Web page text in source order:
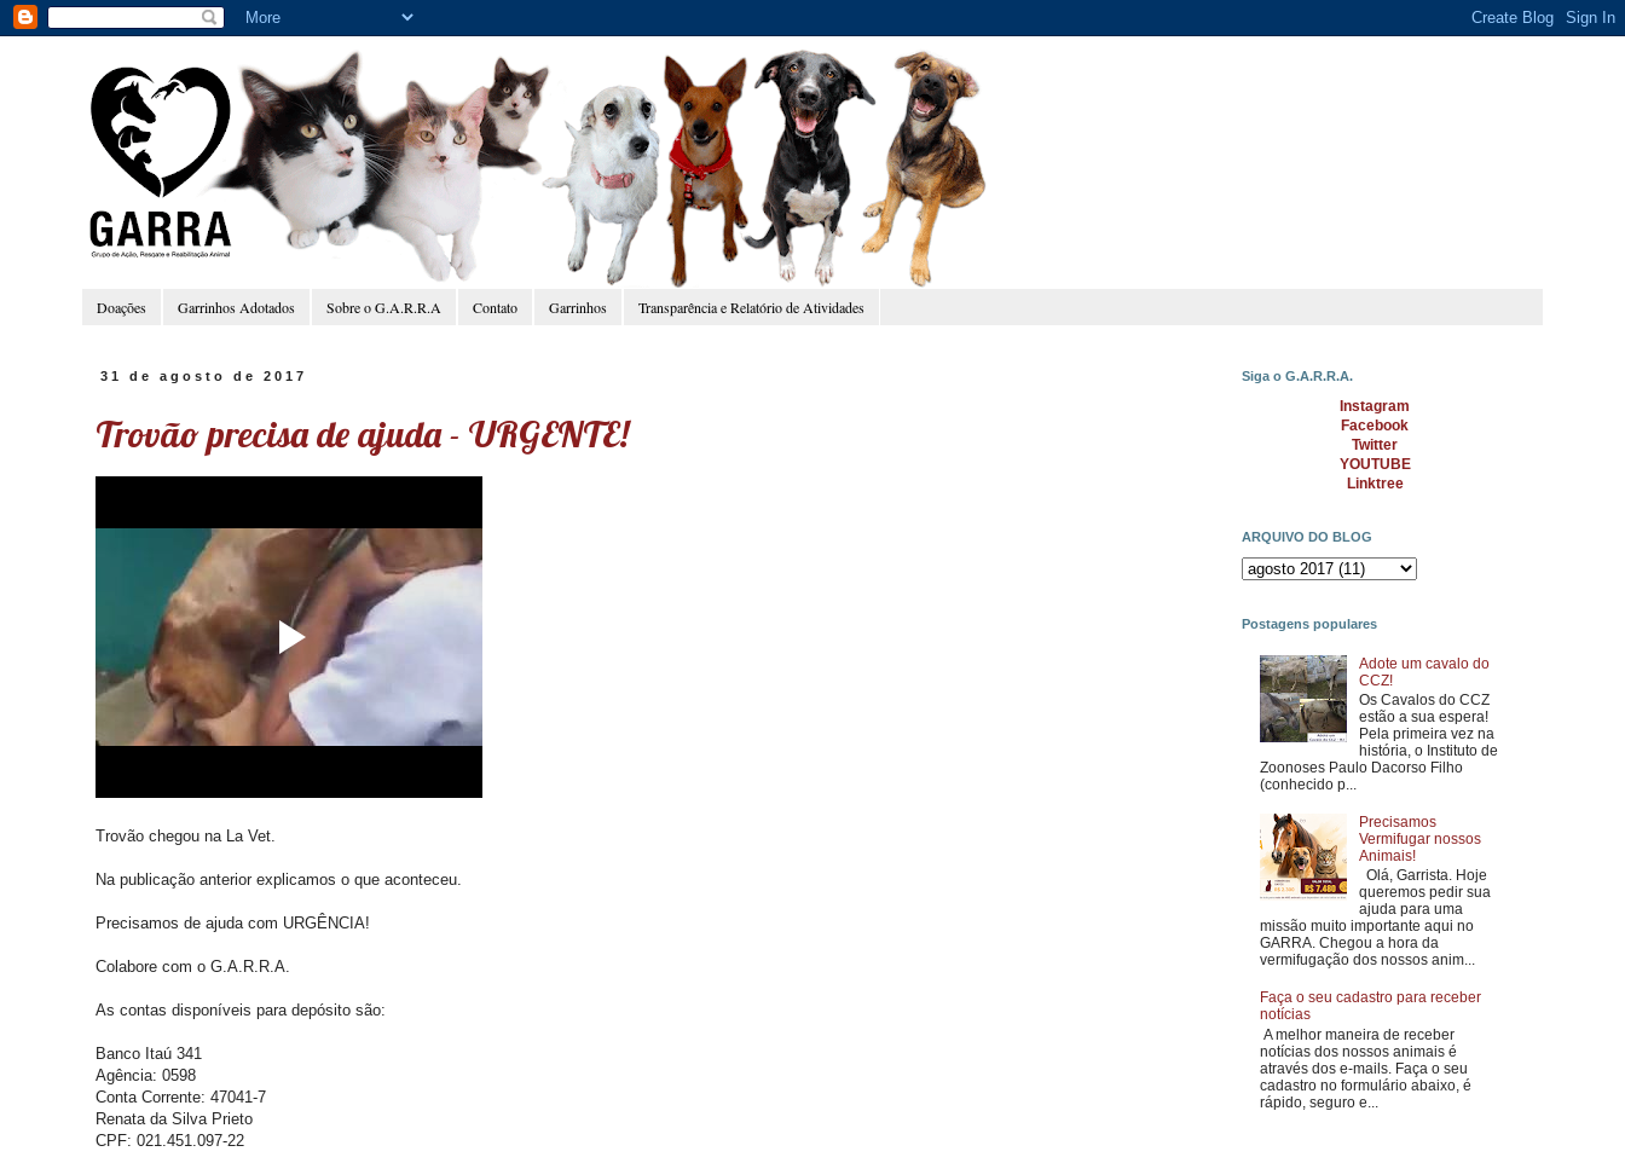
Doações Garrinhos Adotados Sobre o G.A.R.R.A Contato Garrinhos Transparência e Relatório de Atividades
31 de agosto de 2017
Trovão precisa de ajuda - URGENTE!
Trovão chegou na La Vet.
Na publicação anterior explicamos o que aconteceu.
Precisamos de ajuda com URGÊNCIA!
Colabore com o G.A.R.R.A.
As contas disponíveis para depósito são:
Banco Itaú 341
Agência: 0598
Conta Corrente: 47041-7
Renata da Silva Prieto
CPF: 021.451.097-22
Siga o G.A.R.R.A.
Instagram
Facebook
Twitter
YOUTUBE
Linktree
ARQUIVO DO BLOG
Postagens populares
Adote um cavalo do
CCZ!
Os Cavalos do CCZ
estão a sua espera!
Pela primeira vez na
história, o Instituto de
Zoonoses Paulo Dacorso Filho
(conhecido p...
Precisamos
Vermifugar nossos
Animais!
Olá, Garrista. Hoje
queremos pedir sua
ajuda para uma
missão muito importante aqui no
GARRA. Chegou a hora da
vermifugação dos nossos anim...
Faça o seu cadastro para receber
notícias
A melhor maneira de receber
notícias dos nossos animais é
através dos e-mails. Faça o seu
cadastro no formulário abaixo, é
rápido, seguro e...